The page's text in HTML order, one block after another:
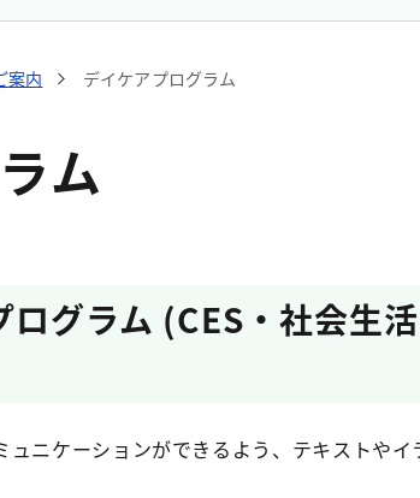
案内 デイケアプログラム
ム
ログラム (CES・社会生
ニケーションができるよう、テキストやイ